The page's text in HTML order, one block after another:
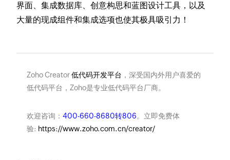
界面、集成数据库、创意构思和蓝图设计工具，以及
大量的现成组件和集成选项也使其极具吸引力！
Zoho Creator低代码开发平台 ，深受国内外用户喜爱的
低代码平台，Zoho是专业低代码平台厂商。
欢迎咨询： 400-660-8680转806。立即免费体
验: https://www.zoho.com.cn/creator/